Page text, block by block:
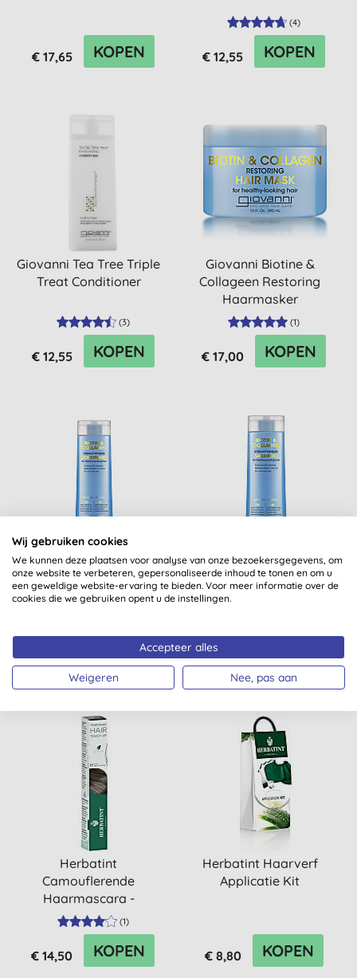
€ 17,65 KOPEN
(4)
€ 12,55 KOPEN
Giovanni Tea Tree Triple
Treat Conditioner
(3)
€ 12,55 KOPEN
Giovanni Biotine &
Collageen Restoring
Haarmasker
(1)
€ 17,00 KOPEN
Giovanni Biotine &
Collageen Strengthening
Conditioner
€ 19,50 KOPEN
Giovanni Biotine &
Collageen Strengthening
Shampoo
€ 19,50
Herbatint
Camouflerende
Haarmascara -
Donkerbruin
(1)
€ 14,50 KOPEN
Herbatint Haarverf
Applicatie Kit
€ 8,80 KOPEN
Wij gebruiken cookies
We kunnen deze plaatsen voor analyse van onze bezoekersgegevens, om
onze website te verbeteren, gepersonaliseerde inhoud te tonen en om u
een geweldige website-ervaring te bieden. Voor meer informatie over de
cookies die we gebruiken opent u de instellingen.
Accepteer alles
Weigeren Nee, pas aan